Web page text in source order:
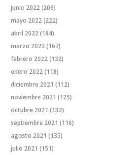
junio 2022(206)
mayo 2022(222)
abril 2022(184)
marzo 2022(167)
febrero 2022(132)
enero 2022(118)
diciembre 2021 (112)
noviembre 2021 (125)
octubre 2021 (132)
septiembre 2021 (116)
agosto 2021 (135)
julio 2021 (151)